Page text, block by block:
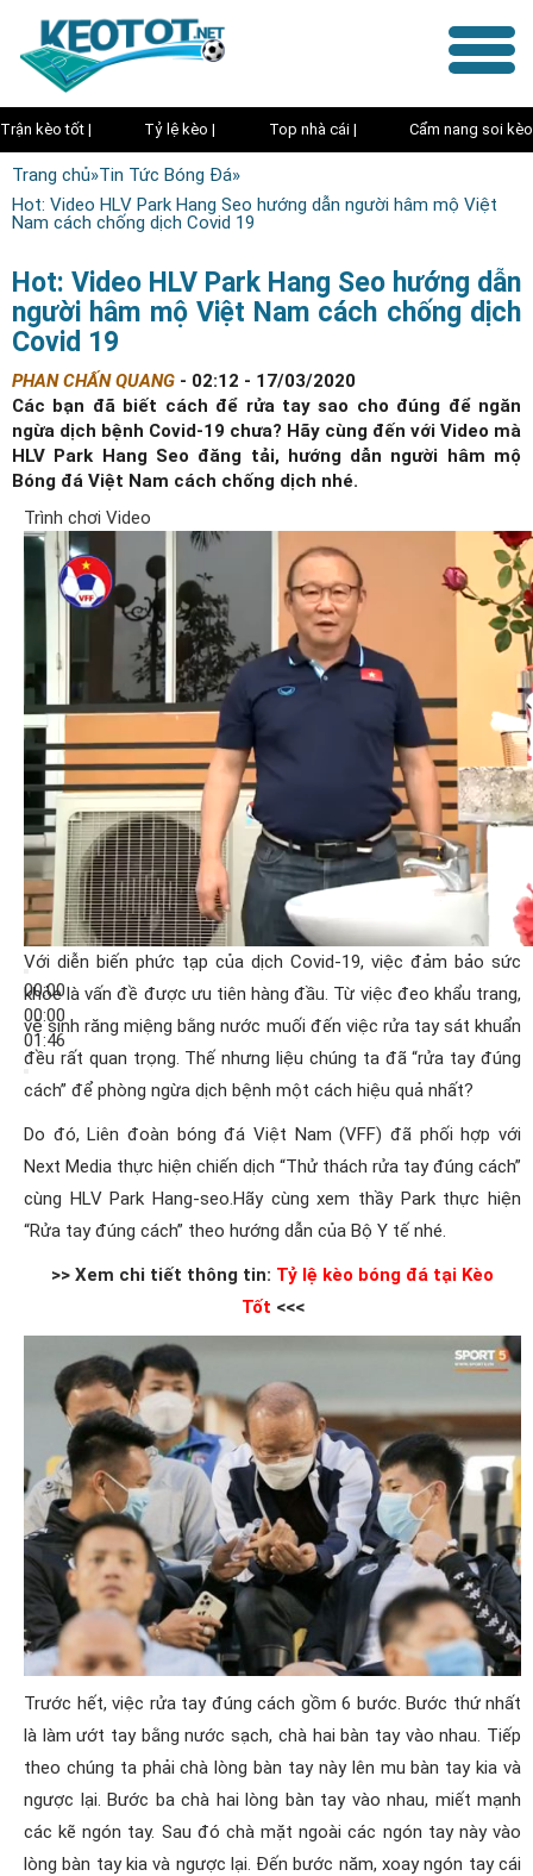
Trận kèo tốt | Tỷ lệ kèo | Top nhà cái | Cẩm nang soi kèo
Trang chủ»Tin Tức Bóng Đá»
Hot: Video HLV Park Hang Seo hướng dẫn người hâm mộ Việt
Nam cách chống dịch Covid 19
Hot: Video HLV Park Hang Seo hướng dẫn
người hâm mộ Việt Nam cách chống dịch
Covid 19
PHAN CHẤN QUANG - 02:12 - 17/03/2020
Các bạn đã biết cách để rửa tay sao cho đúng để ngăn
ngừa dịch bệnh Covid-19 chưa? Hãy cùng đến với Video mà
HLV Park Hang Seo đăng tải, hướng dẫn người hâm mộ
Bóng đá Việt Nam cách chống dịch nhé.
Trình chơi Video
00:00
00:00
01:46
Với diễn biến phức tạp của dịch Covid-19, việc đảm bảo sức
khỏe là vấn đề được ưu tiên hàng đầu. Từ việc đeo khẩu trang,
vệ sinh răng miệng bằng nước muối đến việc rửa tay sát khuẩn
đều rất quan trọng. Thế nhưng liệu chúng ta đã “rửa tay đúng
cách” để phòng ngừa dịch bệnh một cách hiệu quả nhất?
Do đó, Liên đoàn bóng đá Việt Nam (VFF) đã phối hợp với
Next Media thực hiện chiến dịch “Thử thách rửa tay đúng cách”
cùng HLV Park Hang-seo.Hãy cùng xem thầy Park thực hiện
“Rửa tay đúng cách” theo hướng dẫn của Bộ Y tế nhé.
>> Xem chi tiết thông tin: Tỷ lệ kèo bóng đá tại Kèo
Tốt <<<
Trước hết, việc rửa tay đúng cách gồm 6 bước. Bước thứ nhất
là làm ướt tay bằng nước sạch, chà hai bàn tay vào nhau. Tiếp
theo chúng ta phải chà lòng bàn tay này lên mu bàn tay kia và
ngược lại. Bước ba chà hai lòng bàn tay vào nhau, miết mạnh
các kẽ ngón tay. Sau đó chà mặt ngoài các ngón tay này vào
lòng bàn tay kia và ngược lại. Đến bước năm, xoay ngón tay cái